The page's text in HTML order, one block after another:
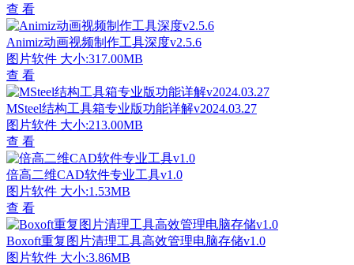
查 看
Animiz动画视频制作工具深度v2.5.6
图片软件 大小:317.00MB
查 看
MSteel结构工具箱专业版功能详解v2024.03.27
图片软件 大小:213.00MB
查 看
倍高二维CAD软件专业工具v1.0
图片软件 大小:1.53MB
查 看
Boxoft重复图片清理工具高效管理电脑存储v1.0
图片软件 大小:3.86MB